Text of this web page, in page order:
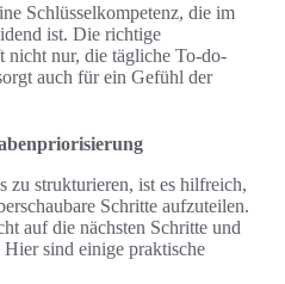
Schlüsselkompetenz, die im
ist. Die richtige
nicht nur, die tägliche To-do-
auch für ein Gefühl der
zu strukturieren, ist es hilfreich,
Schritte aufzuteilen.
auf die nächsten Schritte und
sind einige praktische